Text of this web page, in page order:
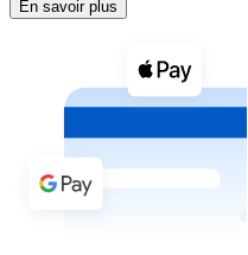
Voir toutes
Coupons crypto
Achetez des
Acheter avec espèces
Virement SEPA
En savoir plus